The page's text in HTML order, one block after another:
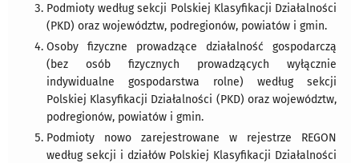
Podmioty według sekcji Polskiej Klasyfikacji Działalności
(PKD) oraz województw, podregionów, powiatów i gmin.
Osoby fizyczne prowadzące działalność gospodarczą
(bez osób fizycznych prowadzących wyłącznie
indywidualne gospodarstwa rolne) według sekcji
Polskiej Klasyfikacji Działalności (PKD) oraz województw,
podregionów, powiatów i gmin.
Podmioty nowo zarejestrowane w rejestrze REGON
według sekcji i działów Polskiej Klasyfikacji Działalności